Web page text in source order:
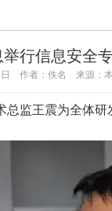
行信息安全
日 作者：佚名 来源：
监王震为全体